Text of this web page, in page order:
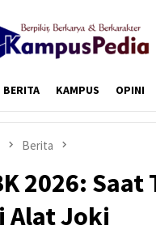
BERITA KAMPUS OPINI
Berita
2026:
Alat Joki